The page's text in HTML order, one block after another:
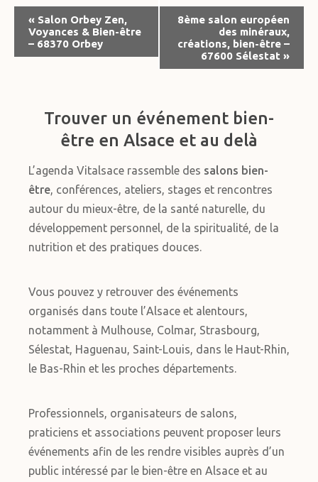
Navigation
Évènement
« Salon Orbey Zen,
Voyances & Bien-être
– 68370 Orbey
8ème salon européen
des minéraux,
créations, bien-être –
67600 Sélestat »
Trouver un événement bien-
être en Alsace et au delà
L’agenda Vitalsace rassemble des salons bien-
être, conférences, ateliers, stages et rencontres
autour du mieux-être, de la santé naturelle, du
développement personnel, de la spiritualité, de la
nutrition et des pratiques douces.
Vous pouvez y retrouver des événements
organisés dans toute l’Alsace et alentours,
notamment à Mulhouse, Colmar, Strasbourg,
Sélestat, Haguenau, Saint-Louis, dans le Haut-Rhin,
le Bas-Rhin et les proches départements.
Professionnels, organisateurs de salons,
praticiens et associations peuvent proposer leurs
événements afin de les rendre visibles auprès d’un
public intéressé par le bien-être en Alsace et au